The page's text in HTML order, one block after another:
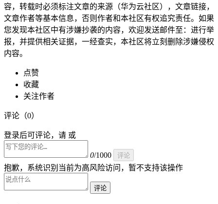
容，转载时必须标注文章的来源（华为云社区），文章链接，
文章作者等基本信息，否则作者和本社区有权追究责任。如果
您发现本社区中有涉嫌抄袭的内容，欢迎发送邮件至：进行举
报，并提供相关证据，一经查实，本社区将立刻删除涉嫌侵权
内容。
点赞
收藏
关注作者
评论（0）
登录后可评论，请 或
0/1000 评论
抱歉，系统识别当前为高风险访问，暂不支持该操作
评论